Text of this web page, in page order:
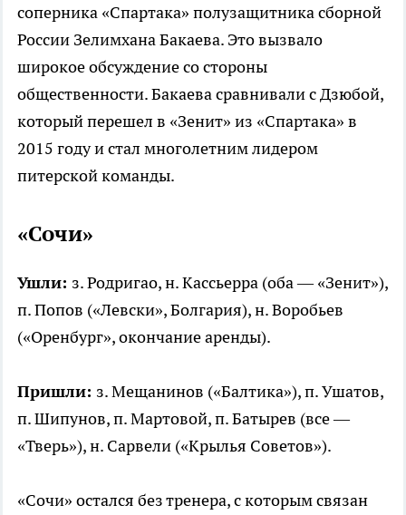
соперника «Спартака» полузащитника сборной
России Зелимхана Бакаева. Это вызвало
широкое обсуждение со стороны
общественности. Бакаева сравнивали с Дзюбой,
который перешел в «Зенит» из «Спартака» в
2015 году и стал многолетним лидером
питерской команды.
«Сочи»
Ушли: з. Родригао, н. Кассьерра (оба — «Зенит»),
п. Попов («Левски», Болгария), н. Воробьев
(«Оренбург», окончание аренды).
Пришли: з. Мещанинов («Балтика»), п. Ушатов,
п. Шипунов, п. Мартовой, п. Батырев (все —
«Тверь»), н. Сарвели («Крылья Советов»).
«Сочи» остался без тренера, с которым связан